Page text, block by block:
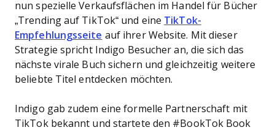
nun spezielle Verkaufsflächen im Handel für Bücher
„Trending auf TikTok“ und eine TikTok-
Empfehlungsseite auf ihrer Website. Mit dieser
Strategie spricht Indigo Besucher an, die sich das
nächste virale Buch sichern und gleichzeitig weitere
beliebte Titel entdecken möchten.
Indigo gab zudem eine formelle Partnerschaft mit
TikTok bekannt und startete den #BookTok Book